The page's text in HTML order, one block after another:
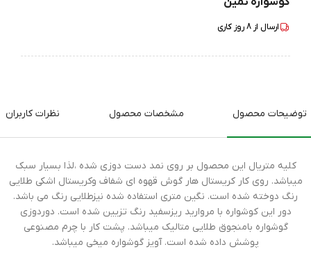
ارسال از 8روز کاری
توضیحات محصول مشخصات محصول نظرات کاربران
کلیه متریال این محصول بر روی نمد دست دوزی شده ،لذا بسیار سبک
میباشد. روی کار کریستال هار گوش قهوه ای شفاف وکریستال اشکی طلایی
رنگ دوخته شده است. نگین متری استفاده شده نیزطلایی رنگ می باشد.
دور این کوشواره با مروارید ریزسفید رنگ تزیین شده است. دوردوزی
گوشواره بامنجوق طلایی متالیک میباشد. پشت کار با چرم مصنوعی
پوشش داده شده است. آویز گوشواره میخی میباشد.